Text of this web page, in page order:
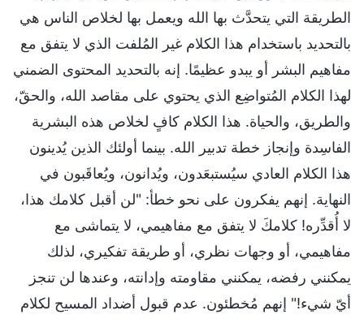
الطريقة التي يتحدَّث بها الله ويعمل بها لخلاص الناس هي
بالتحديد باستخدام هذا الكلام غير المُلفت الذي لا يتفق مع
مفاهيم البشر أو يبدو عظيمًا. إنه بالتحديد المحتوى الضمني
لهذا الكلام المُتواضِع الذي يحتوي على مقاصد الله، والحقّ،
والطريق، والحياة. هذا الكلام كافٍ لخلاص هذه البشرية
الفاسِدة وإنجاز خطة تدبير الله. بينما أولئك الذين يُدينون
هذا الكلام العادي سيُستبعَدون، ويُدانون، ويُعاقَبون في
النهاية. إنهم يفكرون على نحو خطأ: "لن أقبل كلامك هذا،
لا أُقدِّره! كلامكَ لا يتفق مع مفاهيمي، لا يتماشى مع
مفاهيمي، أو وجهات نظري، أو طريقة تفكيري، لذلك
يمكنني رفضه، يمكنني مقاومته وإدانته، وعندها لن تنجز
أيّ شيء!" إنهم مُخطئون. عدم قبول أضداد المسيح لكلام